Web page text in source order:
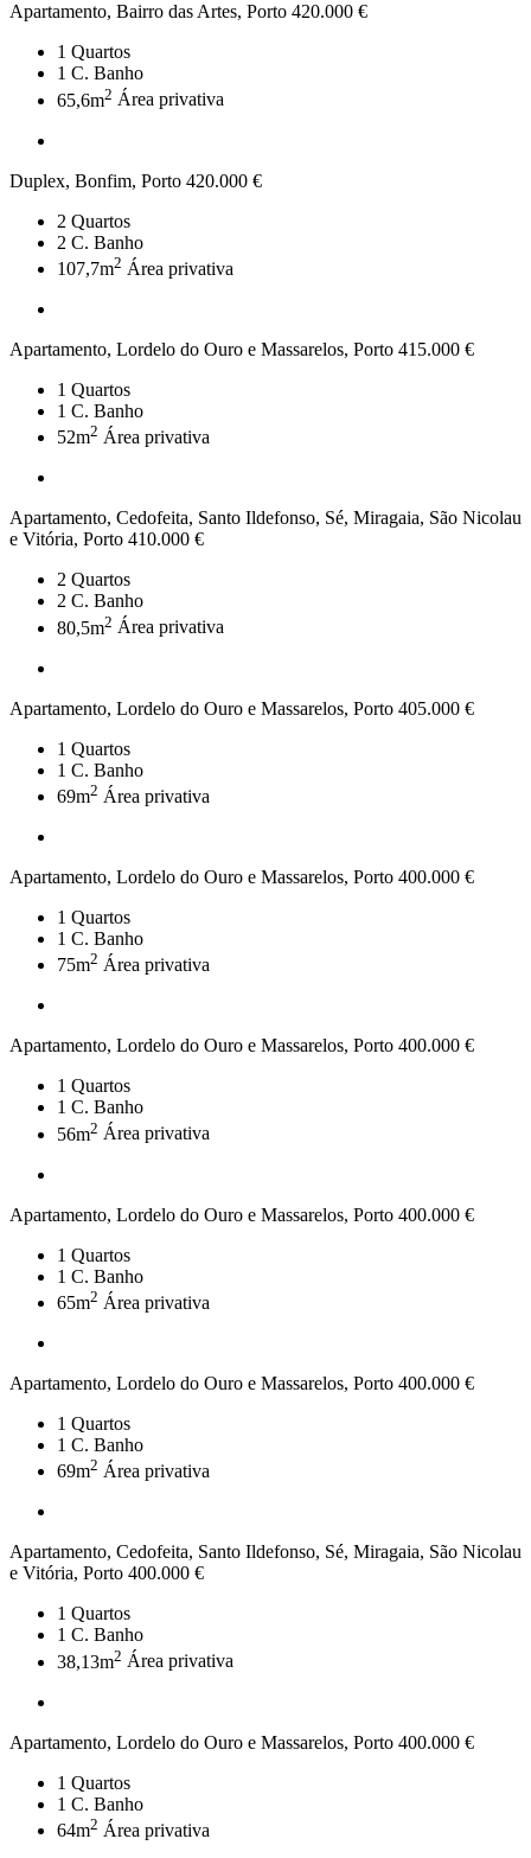
Apartamento, Bairro das Artes, Porto 420.000 €
1 Quartos
1 C. Banho
65,6m2 Área privativa
Duplex, Bonfim, Porto 420.000 €
2 Quartos
2 C. Banho
107,7m2 Área privativa
Apartamento, Lordelo do Ouro e Massarelos, Porto 415.000 €
1 Quartos
1 C. Banho
52m2 Área privativa
Apartamento, Cedofeita, Santo Ildefonso, Sé, Miragaia, São Nicolau
e Vitória, Porto 410.000 €
2 Quartos
2 C. Banho
80,5m2 Área privativa
Apartamento, Lordelo do Ouro e Massarelos, Porto 405.000 €
1 Quartos
1 C. Banho
69m2 Área privativa
Apartamento, Lordelo do Ouro e Massarelos, Porto 400.000 €
1 Quartos
1 C. Banho
75m2 Área privativa
Apartamento, Lordelo do Ouro e Massarelos, Porto 400.000 €
1 Quartos
1 C. Banho
56m2 Área privativa
Apartamento, Lordelo do Ouro e Massarelos, Porto 400.000 €
1 Quartos
1 C. Banho
65m2 Área privativa
Apartamento, Lordelo do Ouro e Massarelos, Porto 400.000 €
1 Quartos
1 C. Banho
69m2 Área privativa
Apartamento, Cedofeita, Santo Ildefonso, Sé, Miragaia, São Nicolau
e Vitória, Porto 400.000 €
1 Quartos
1 C. Banho
38,13m2 Área privativa
Apartamento, Lordelo do Ouro e Massarelos, Porto 400.000 €
1 Quartos
1 C. Banho
64m2 Área privativa